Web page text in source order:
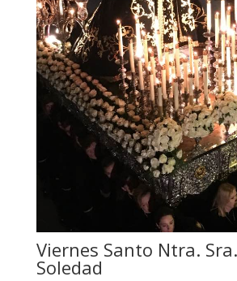
Viernes Santo Ntra.
Soledad